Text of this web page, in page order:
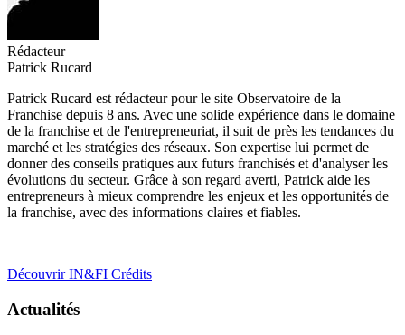
Rédacteur
Patrick Rucard
Patrick Rucard est rédacteur pour le site Observatoire de la
Franchise depuis 8 ans. Avec une solide expérience dans le domaine
de la franchise et de l'entrepreneuriat, il suit de près les tendances du
marché et les stratégies des réseaux. Son expertise lui permet de
donner des conseils pratiques aux futurs franchisés et d'analyser les
évolutions du secteur. Grâce à son regard averti, Patrick aide les
entrepreneurs à mieux comprendre les enjeux et les opportunités de
la franchise, avec des informations claires et fiables.
Découvrir IN&FI Crédits
Actualités